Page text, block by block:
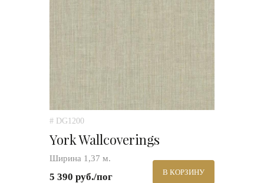
# DG1200
York Wallcoverings
Ширина 1,37 м.
5 390 руб./пог В КОРЗИНУ